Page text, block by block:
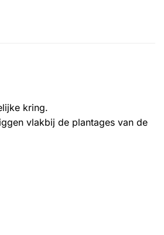
kring.
vlakbij de plantages van de